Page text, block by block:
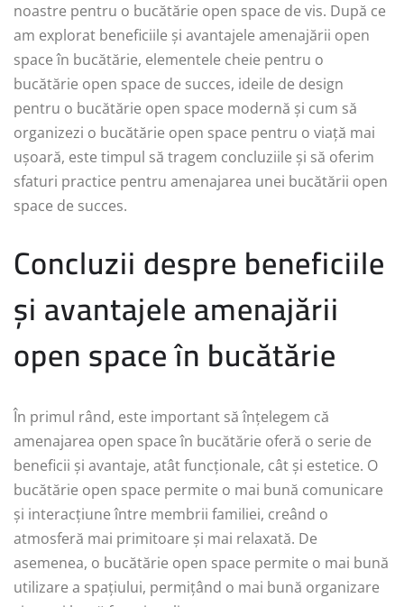
noastre pentru o bucătărie open space de vis. După ce
am explorat beneficiile și avantajele amenajării open
space în bucătărie, elementele cheie pentru o
bucătărie open space de succes, ideile de design
pentru o bucătărie open space modernă și cum să
organizezi o bucătărie open space pentru o viață mai
ușoară, este timpul să tragem concluziile și să oferim
sfaturi practice pentru amenajarea unei bucătării open
space de succes.
Concluzii despre beneficiile
și avantajele amenajării
open space în bucătărie
În primul rând, este important să înțelegem că
amenajarea open space în bucătărie oferă o serie de
beneficii și avantaje, atât funcționale, cât și estetice. O
bucătărie open space permite o mai bună comunicare
și interacțiune între membrii familiei, creând o
atmosferă mai primitoare și mai relaxată. De
asemenea, o bucătărie open space permite o mai bună
utilizare a spațiului, permițând o mai bună organizare